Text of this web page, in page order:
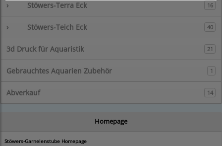
› Stöwers-Terra Eck 16
› Stöwers-Teich Eck 40
3d Druck für Aquaristik 21
Gebrauchtes Aquarien Zubehör 1
Abverkauf 14
Homepage
Stöwers-Garnelenstube Homepage